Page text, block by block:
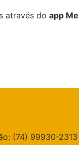
através do app
(74) 99930-2313